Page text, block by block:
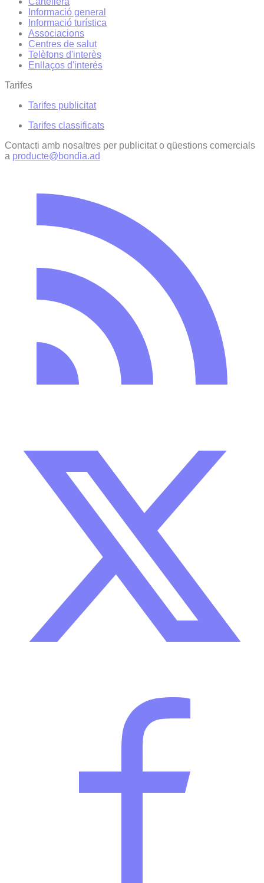
Informació general
Informació turística
Associacions
Centres de salut
Telèfons d'interès
Enllaços d'interés
Tarifes
Tarifes publicitat
Tarifes classificats
Contacti amb nosaltres per publicitat o qüestions comercials
a producte@bondia.ad